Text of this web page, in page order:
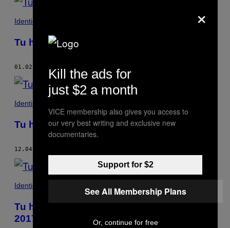
Identidad
Tu horóscopo mensual: enero de 2018
01.02.18
Identidad
Tu horóscopo mensual: diciembre de 2017
12.04.17
Identidad
Tu horóscopo mensual: noviembre de
2017
×
Kill the ads for
just $2 a month
VICE membership also gives you access to
our very best writing and exclusive new
documentaries.
Support for $2
See All Membership Plans
Or, continue for free